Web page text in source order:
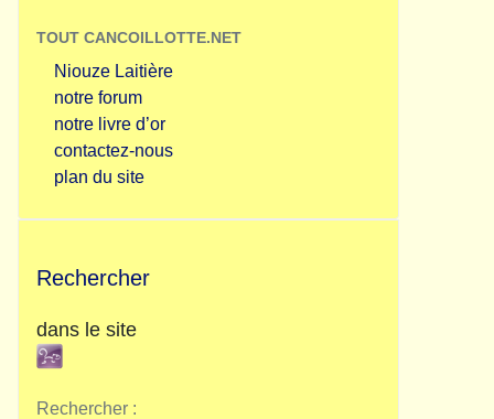
TOUT CANCOILLOTTE.NET
Niouze Laitière
notre forum
notre livre d’or
contactez-nous
plan du site
Rechercher
dans le site
Rechercher :